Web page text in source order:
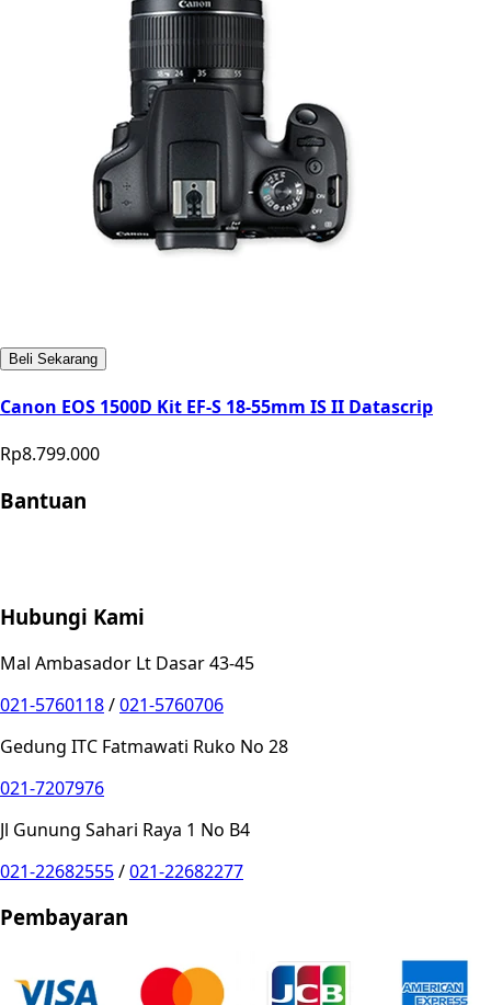
Beli Sekarang
Canon EOS 1500D Kit EF-S 18-55mm IS II Datascrip
Rp8.799.000
Bantuan
Hubungi Kami
Mal Ambasador Lt Dasar 43-45
021-5760118/021-5760706
Gedung ITC Fatmawati Ruko No 28
021-7207976
Jl Gunung Sahari Raya 1 No B4
021-22682555/021-22682277
Pembayaran